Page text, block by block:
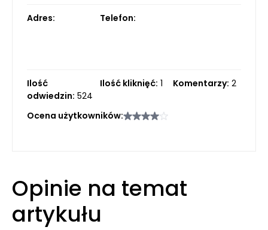
Adres: Telefon:
Ilość
odwiedzin: 524
Ilość kliknięć: 1 Komentarzy: 2
Ocena użytkowników:
Opinie na temat
artykułu